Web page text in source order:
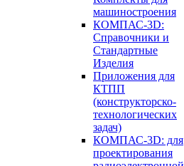
машиностроения
КОМПАС-3D:
Справочники и
Стандартные
Изделия
Приложения для
КТПП
(конструкторско-
технологических
задач)
КОМПАС-3D: для
проектирования